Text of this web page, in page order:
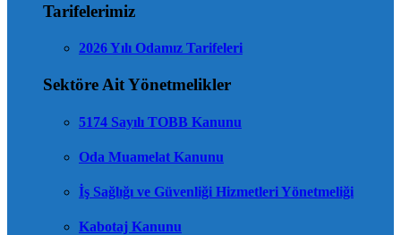
Tarifelerimiz
2026 Yılı Odamız Tarifeleri
Sektöre Ait Yönetmelikler
5174 Sayılı TOBB Kanunu
Oda Muamelat Kanunu
İş Sağlığı ve Güvenliği Hizmetleri Yönetmeliği
Kabotaj Kanunu